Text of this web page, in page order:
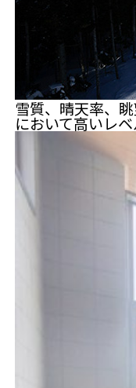
雪質、晴天率、
において高いレ